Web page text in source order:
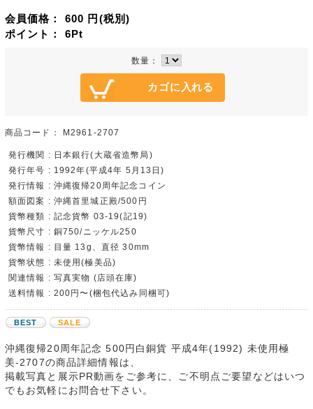
会員価格： 600 円(税別)
ポイント： 6Pt
数量：
商品コード： M2961-2707
発行機関 : 日本銀行(大蔵省造幣局)
発行年号 : 1992年(平成4年 5月13日)
発行情報 : 沖縄復帰20周年記念コイン
額面図案 : 沖縄首里城正殿/500円
貨幣種類 : 記念貨幣 03-19(記19)
貨幣尺寸 : 銅750/ニッケル250
貨幣情報 : 目量 13g、直径 30mm
貨幣状態 : 未使用(極美品)
関連情報 : 写真実物 (店頭在庫)
送料情報 : 200円〜(梱包代込み同梱可)
BEST SALE
沖縄復帰20周年記念 500円白銅貨 平成4年(1992) 未使用極
美-2707の商品詳細情報は、
掲載写真と展示PR動画をご参考に、ご不明点ご要望などはいつ
でもお気軽にお問合せ下さい。